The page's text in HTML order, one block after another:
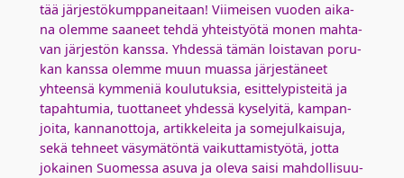
tää jär­jes­tö­kump­pa­nei­taan! Vii­mei­sen vuo­den aika­
na olem­me saa­neet teh­dä yhteis­työ­tä monen mah­ta­
van jär­jes­tön kans­sa. Yhdes­sä tämän lois­ta­van poru­
kan kans­sa olem­me muun muas­sa jär­jes­tä­neet
yhteen­sä kym­me­niä kou­lu­tuk­sia, esit­te­ly­pis­tei­tä ja
tapah­tu­mia, tuot­ta­neet yhdes­sä kyse­lyi­tä, kam­pan­
joi­ta, kan­nan­ot­to­ja, artik­ke­lei­ta ja some­jul­kai­su­ja,
sekä teh­neet väsy­mä­tön­tä vai­kut­ta­mis­työ­tä, jot­ta
jokai­nen Suo­mes­sa asu­va ja ole­va sai­si mah­dol­li­suu­